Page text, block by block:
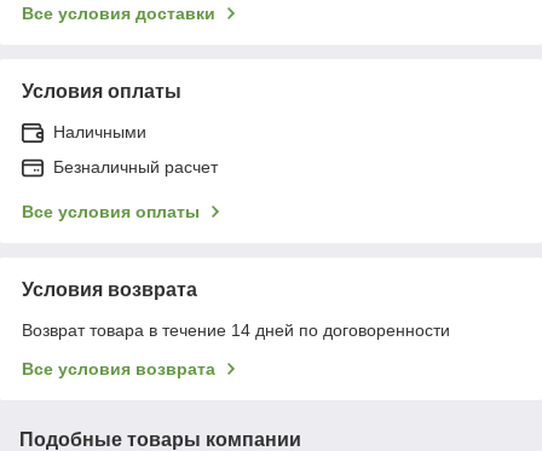
Все условия доставки
Условия оплаты
Наличными
Безналичный расчет
Все условия оплаты
Условия возврата
Возврат товара в течение 14 дней по договоренности
Все условия возврата
Подобные товары компании